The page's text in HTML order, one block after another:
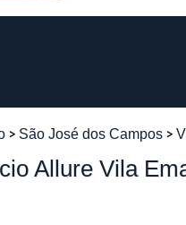
São José dos Campos
Allure Vila